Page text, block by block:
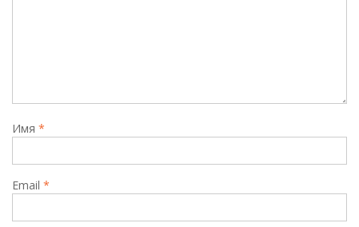
Имя *
Email *